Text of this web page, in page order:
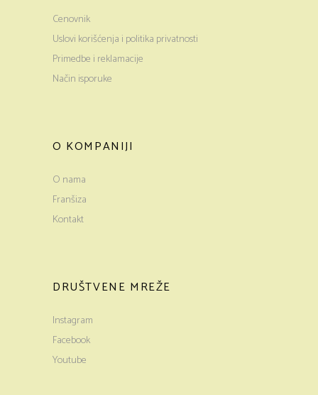
Cenovnik
Uslovi korišćenja i politika privatnosti
Primedbe i reklamacije
Način isporuke
O KOMPANIJI
O nama
Franšiza
Kontakt
DRUŠTVENE MREŽE
Instagram
Facebook
Youtube